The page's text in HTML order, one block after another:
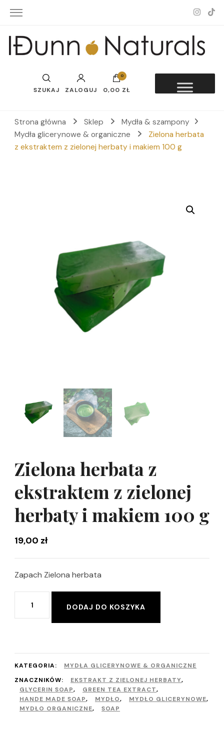
Idunn-Naturals
SZUKAJ ZALOGUJ
0
0,00 ZŁ
Strona główna Sklep
Mydła & szampony
Mydła glicerynowe & organiczne
Zielona herbata
z ekstraktem z zielonej herbaty i makiem 100 g
Zielona herbata z
ekstraktem z zielonej
herbaty i makiem 100 g
19,00 zł
Zapach Zielona herbata
Zielona
ekstraktem
z
zielonej
herbaty
DODAJ DO KOSZYKA
KATEGORIA:
MYDŁA GLICERYNOWE & ORGANICZNE
ZNACZNIKÓW:
EKSTRAKT Z ZIELONEJ HERBATY,
GLYCERIN SOAP, GREEN TEA EXTRACT,
HANDE MADE SOAP, MYDŁO, MYDŁO GLICERYNOWE,
MYDŁO ORGANICZNE, SOAP